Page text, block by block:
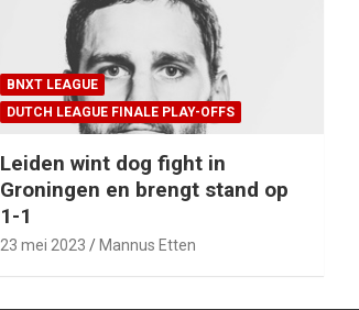
BNXT LEAGUE
DUTCH LEAGUE FINALE PLAY-OFFS
Leiden wint dog fight in
Groningen en brengt stand op
1-1
23 mei 2023 Mannus Etten